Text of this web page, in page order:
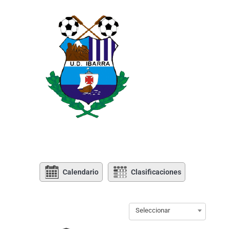
Calendario Clasificaciones
Seleccionar